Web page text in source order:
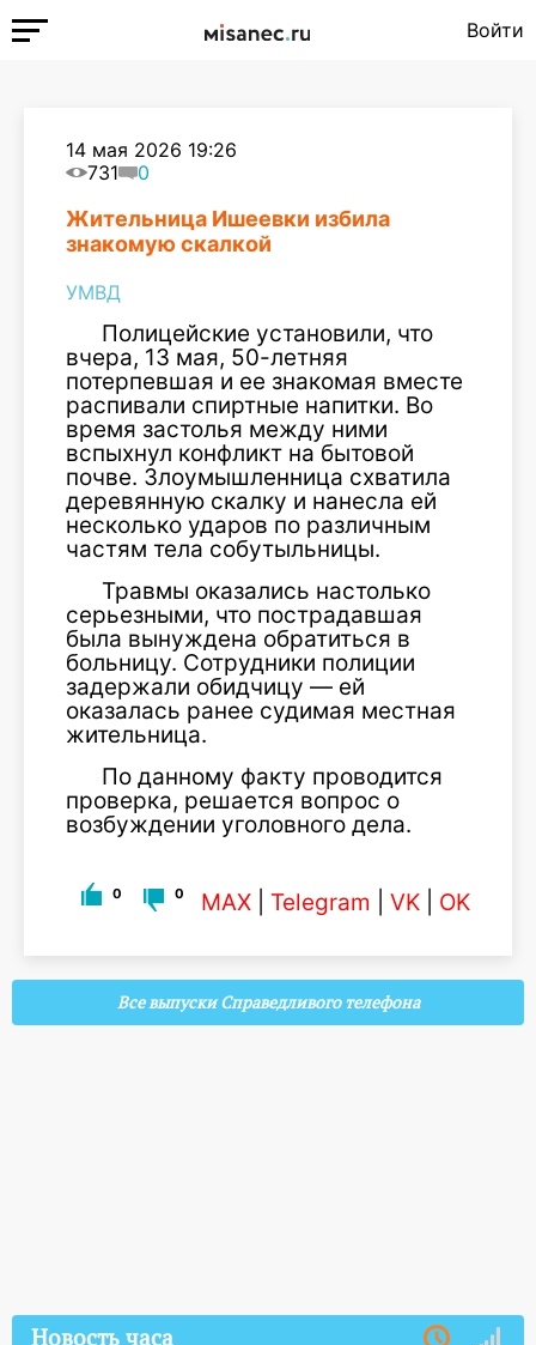
Войти
14 мая 2026 19:26
731
0
Жительница Ишеевки избила
знакомую скалкой
УМВД
Полицейские установили, что
вчера, 13 мая, 50-летняя
потерпевшая и ее знакомая вместе
распивали спиртные напитки. Во
время застолья между ними
вспыхнул конфликт на бытовой
почве. Злоумышленница схватила
деревянную скалку и нанесла ей
несколько ударов по различным
частям тела собутыльницы.
Травмы оказались настолько
серьезными, что пострадавшая
была вынуждена обратиться в
больницу. Сотрудники полиции
задержали обидчицу — ей
оказалась ранее судимая местная
жительница.
По данному факту проводится
проверка, решается вопрос о
возбуждении уголовного дела.
0 0 MAX Telegram VK OK
Все выпуски Справедливого телефона
Новость часа